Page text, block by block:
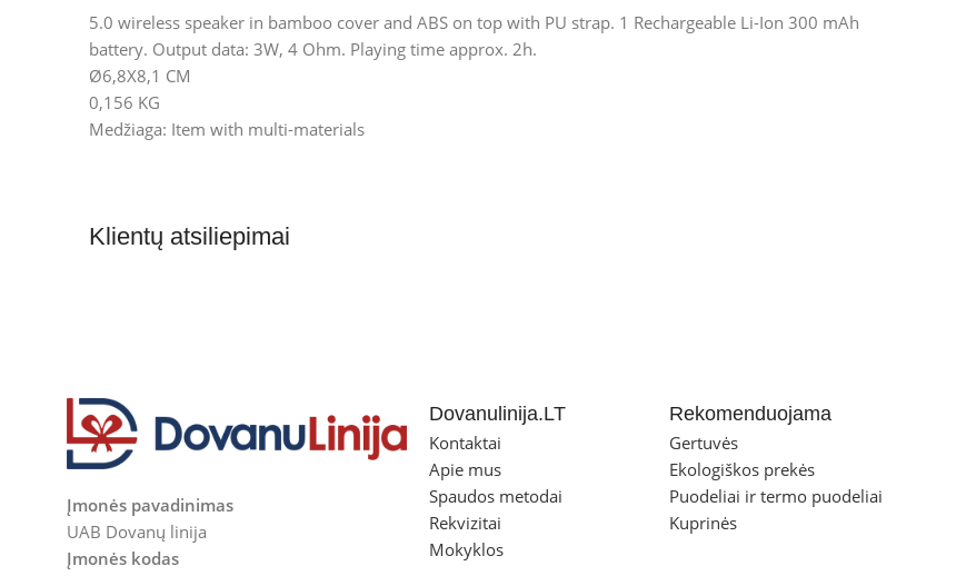
5.0 wireless speaker in bamboo cover and ABS on top with PU strap. 1 Rechargeable Li-Ion 300 mAh
battery. Output data: 3W, 4 Ohm. Playing time approx. 2h.
Ø6,8X8,1 CM
0,156 KG
Medžiaga: Item with multi-materials
Klientų atsiliepimai
Įmonės pavadinimas
UAB Dovanų linija
Įmonės kodas
Dovanulinija.LT
Kontaktai
Apie mus
Spaudos metodai
Rekvizitai
Mokyklos
Rekomenduojama
Gertuvės
Ekologiškos prekės
Puodeliai ir termo puodeliai
Kuprinės